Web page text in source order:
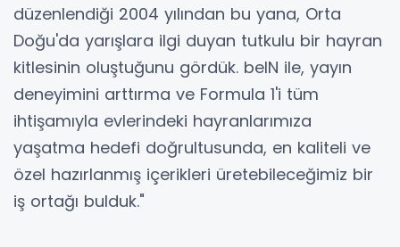
düzenlendiği 2004 yılından bu yana, Orta
Doğu'da yarışlara ilgi duyan tutkulu bir hayran
kitlesinin oluştuğunu gördük. beIN ile, yayın
deneyimini arttırma ve Formula 1'i tüm
ihtişamıyla evlerindeki hayranlarımıza
yaşatma hedefi doğrultusunda, en kaliteli ve
özel hazırlanmış içerikleri üretebileceğimiz bir
iş ortağı bulduk."